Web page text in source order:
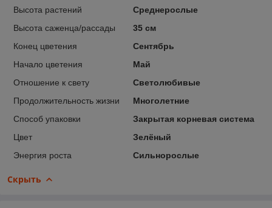
Высота растений
Среднерослые
Высота саженца/рассады
35 см
Конец цветения
Сентябрь
Начало цветения
Май
Отношение к свету
Светолюбивые
Продолжительность жизни
Многолетние
Способ упаковки
Закрытая корневая система
Цвет
Зелёный
Энергия роста
Сильнорослые
Скрыть